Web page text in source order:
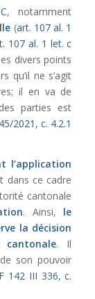
, notamment
(art. 107 al. 1
107 al. 1 let. c
divers points
qu’il ne s’agit
il en va de
parties est
2021, c. 4.2.1
l’application
dans ce cadre
cantonale
. Ainsi, le
la décision
. Il
son pouvoir
142 III 336, c.